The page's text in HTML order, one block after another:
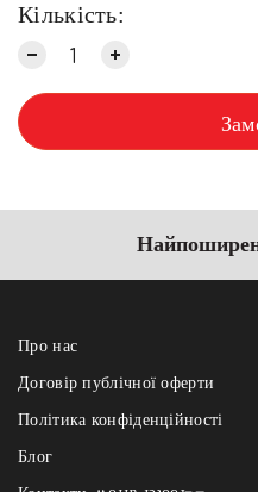
Кількість:
Про нас
Договір публічної оферти
Політика конфіденційності
Блог